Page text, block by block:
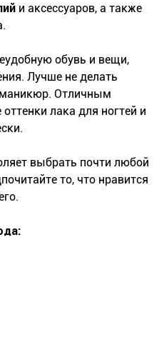
и аксессуаров, а также
обувь и вещи,
Лучше не делать
Отличным
лака для ногтей и
выбрать почти любой
то, что нравится